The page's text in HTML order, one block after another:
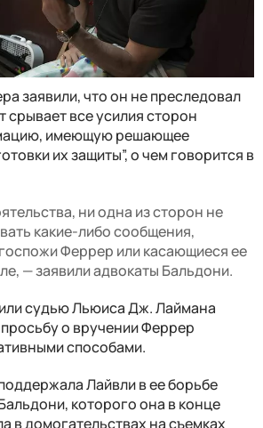
заявили, что он не преследовал
срывает все усилия сторон
имеющую решающее
их защиты”, о чем говорится в
ни одна из сторон не
какие-либо сообщения,
Феррер или касающиеся ее
— заявили адвокаты Бальдони.
судью Льюиса Дж. Лаймана
о вручении Феррер
способами.
Лайвли в ее борьбе
которого она в конце
в домогательствах на съемках